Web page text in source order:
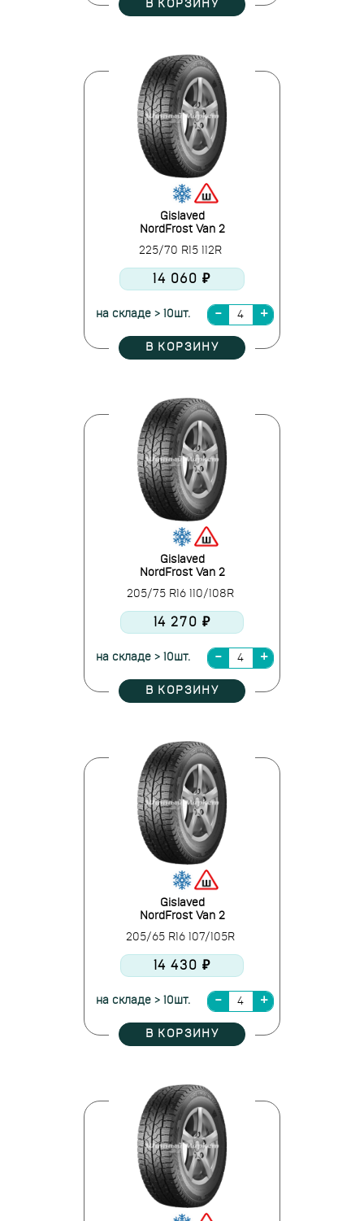
В КОРЗИНУ
Gislaved
NordFrost Van 2
225/70 R15 112R
14 060 ₽
на складе > 10шт.
В КОРЗИНУ
Gislaved
NordFrost Van 2
205/75 R16 110/108R
14 270 ₽
на складе > 10шт.
В КОРЗИНУ
Gislaved
NordFrost Van 2
205/65 R16 107/105R
14 430 ₽
на складе > 10шт.
В КОРЗИНУ